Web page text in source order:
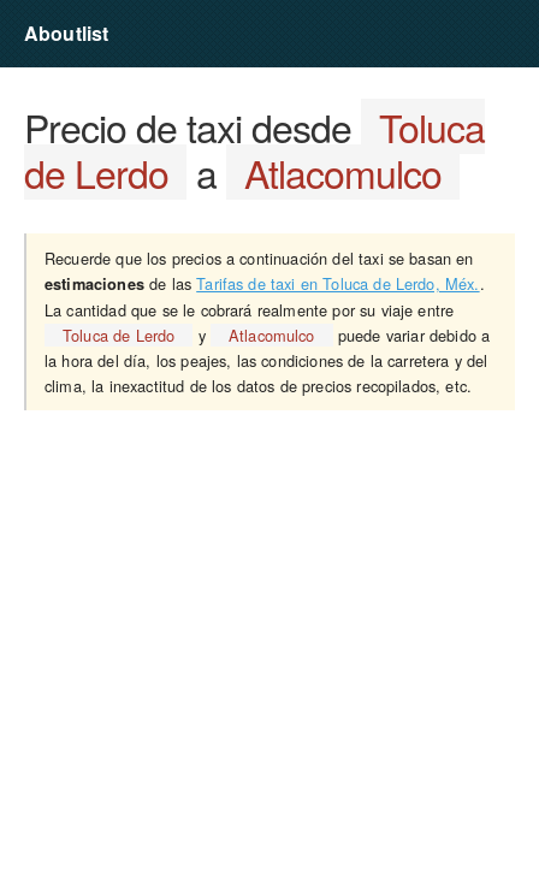
Aboutlist
Precio de taxi desde Toluca
de Lerdo a Atlacomulco
Recuerde que los precios a continuación del taxi se basan en
estimacionesde lasTarifas de taxi en Toluca de Lerdo, Méx..
La cantidad que se le cobrará realmente por su viaje entre
Toluca de Lerdo
y Atlacomulco
puede variar debido a
la hora del día, los peajes, las condiciones de la carretera y del
clima, la inexactitud de los datos de precios recopilados, etc.